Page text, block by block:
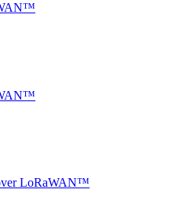
LoRaWAN™